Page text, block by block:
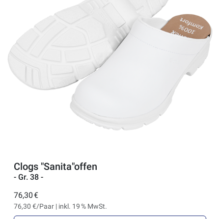
Clogs "Sanita"offen
- Gr. 38 -
76,30 €
76,30 €/Paar | inkl. 19 % MwSt.